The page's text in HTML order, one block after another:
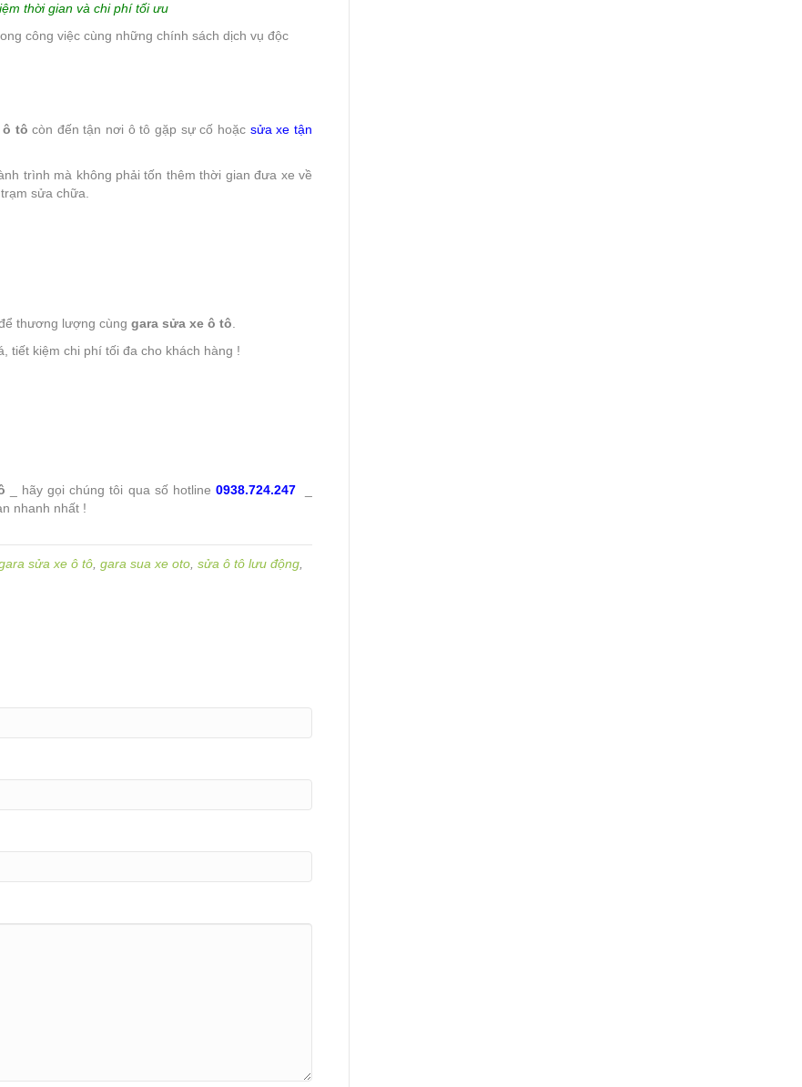
thời gian và chi phí tối ưu
công việc cùng những chính sách dịch vụ độc
ô tô còn đến tận nơi ô tô gặp sự cố hoặc sửa xe tận
trình mà không phải tốn thêm thời gian đưa xe về
sửa chữa.
thương lượng cùng gara sửa xe ô tô.
tiết kiệm chi phí tối đa cho khách hàng !
_ hãy gọi chúng tôi qua số hotline 0938.724.247
nhanh nhất !
sửa xe ô tô, gara sua xe oto, sửa ô tô lưu động,